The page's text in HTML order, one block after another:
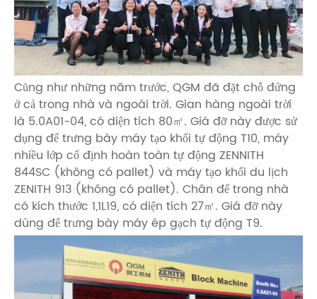
Cũng như những năm trước, QGM đã đặt chỗ đứng
ở cả trong nhà và ngoài trời. Gian hàng ngoài trời
là 5.0A01-04, có diện tích 80㎡. Giá đỡ này được sử
dụng để trưng bày máy tạo khối tự động T10, máy
nhiều lớp cố định hoàn toàn tự động ZENNITH
844SC (không có pallet) và máy tạo khối du lịch
ZENITH 913 (không có pallet). Chân đế trong nhà
có kích thước 1,1L19, có diện tích 27㎡. Giá đỡ này
dùng để trưng bày máy ép gạch tự động T9.